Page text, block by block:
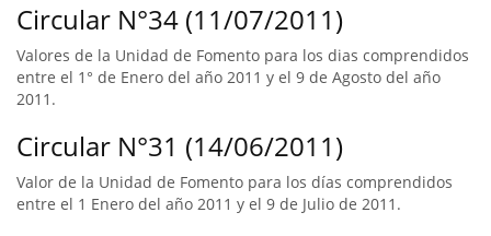
Circular N°34 (11/07/2011)
Valores de la Unidad de Fomento para los dias comprendidos
entre el 1° de Enero del año 2011 y el 9 de Agosto del año
2011.
Circular N°31 (14/06/2011)
Valor de la Unidad de Fomento para los días comprendidos
entre el 1 Enero del año 2011 y el 9 de Julio de 2011.